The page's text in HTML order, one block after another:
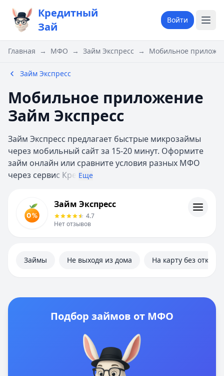
Кредитный
Зай
Войти
Главная → МФО → Займ Экспресс → Мобильное
Займ Экспресс
Мобильное приложение
Займ Экспресс
Займ Экспресс предлагает быстрые микрозаймы
через мобильный сайт за 15-20 минут. Оформите
займ онлайн или сравните условия разных МФО
через сервис Кре Еще
ИнформацияЗайм Экспресс
4.7
Нет отзывов
Займы Не выходя из дома На карту без отказа
Подбор займов от МФО